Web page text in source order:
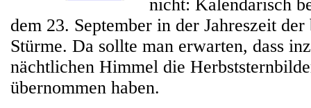
nicht: Kalendarisch
dem 23. September in der Jahreszeit
Stürme. Da sollte man erwarten, dass
nächtlichen Himmel die
übernommen haben.